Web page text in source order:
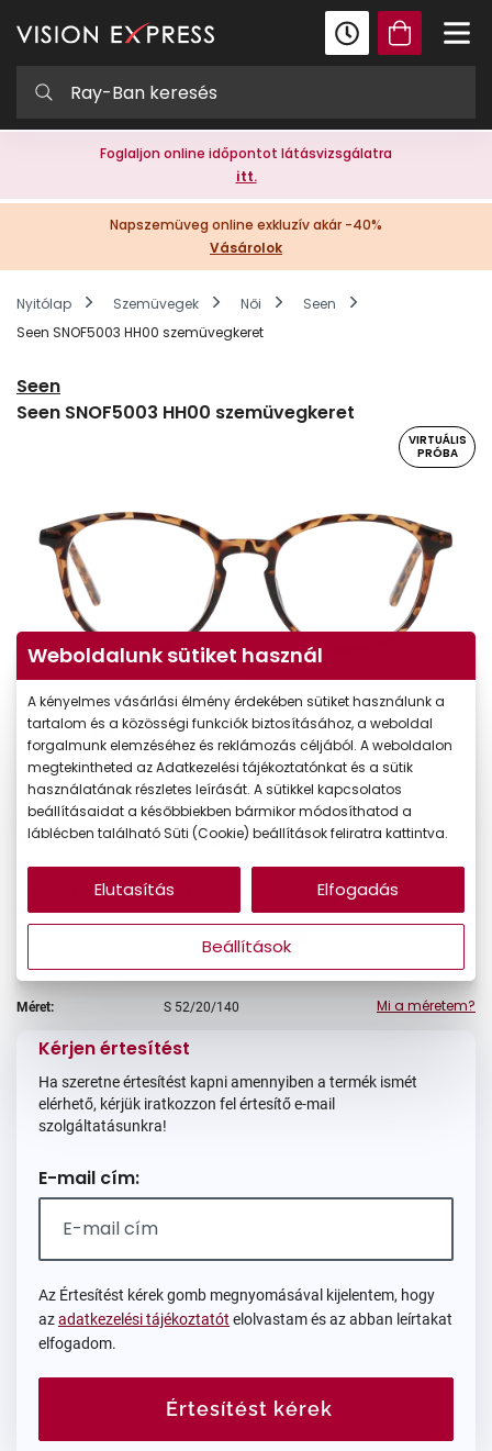
Foglaljon online időpontot látásvizsgálatra
itt.
Napszemüveg online exkluzív akár -40%
Vásárolok
Nyitólap Szemüvegek Női
Seen
Seen SNOF5003 HH00 szemüvegkeret
Seen
Seen SNOF5003 HH00 szemüvegkeret
VIRTUÁLIS
PRÓBA
Ár: 22.990 Ft
A feltűntetett ár a szemüvegkeretre vonatkozik.
Méret: S 52/20/140 Mi a méretem?
Kérjen értesítést
Ha szeretne értesítést kapni amennyiben a termék ismét
elérhető, kérjük iratkozzon fel értesítő e-mail
szolgáltatásunkra!
E-mail cím:
Az Értesítést kérek gomb megnyomásával kijelentem, hogy
azadatkezelési tájékoztatót elolvastam és az abban leírtakat
elfogadom.
Értesítést kérek
Weboldalunk sütiket használ
A kényelmes vásárlási élmény érdekében sütiket használunk a
tartalom és a közösségi funkciók biztosításához, a weboldal
forgalmunk elemzéséhez és reklámozás céljából. A weboldalon
megtekintheted az Adatkezelési tájékoztatónkat és a sütik
használatának részletes leírását. A sütikkel kapcsolatos
beállításaidat a későbbiekben bármikor módosíthatod a
láblécben található Süti (Cookie) beállítások feliratra kattintva.
Beállítások
Elutasítás Elfogadás